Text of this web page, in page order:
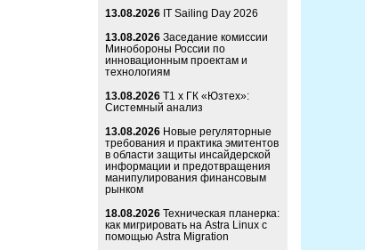
13.08.2026 IT Sailing Day 2026
13.08.2026 Заседание комиссии
Минобороны России по
инновационным проектам и
технологиям
13.08.2026 Т1 x ГК «Юзтех»:
Системный анализ
13.08.2026 Новые регуляторные
требования и практика эмитентов
в области защиты инсайдерской
информации и предотвращения
манипулирования финансовым
рынком
18.08.2026 Техническая планерка:
как мигрировать на Astra Linux с
помощью Astra Migration